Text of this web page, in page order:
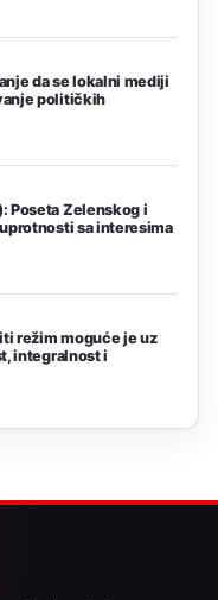
da se lokalni mediji
političkih
Poseta Zelenskog i
sa interesima
režim moguće je uz
integralnost i